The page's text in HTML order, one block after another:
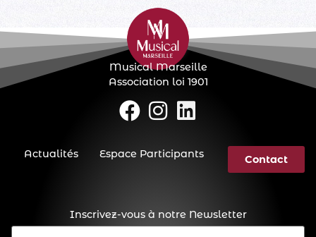
Inscrivez-vous à notre Newsletter
E-
Musical Marseille
Association loi 1901
Actualités Espace Participants Contact